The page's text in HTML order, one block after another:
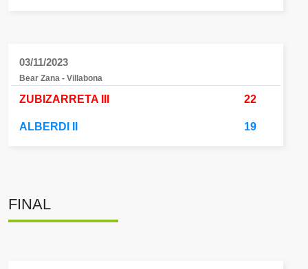
03/11/2023
Bear Zana - Villabona
ZUBIZARRETA III 22
ALBERDI II 19
FINAL